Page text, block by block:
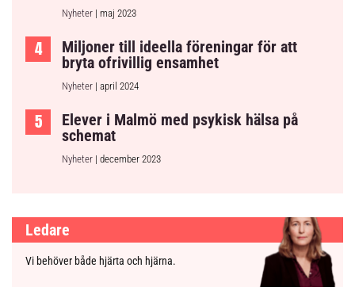
Nyheter | maj 2023
Miljoner till ideella föreningar för att
bryta ofrivillig ensamhet
Nyheter | april 2024
Elever i Malmö med psykisk hälsa på
schemat
Nyheter | december 2023
Ledare
Vi behöver både hjärta och hjärna.